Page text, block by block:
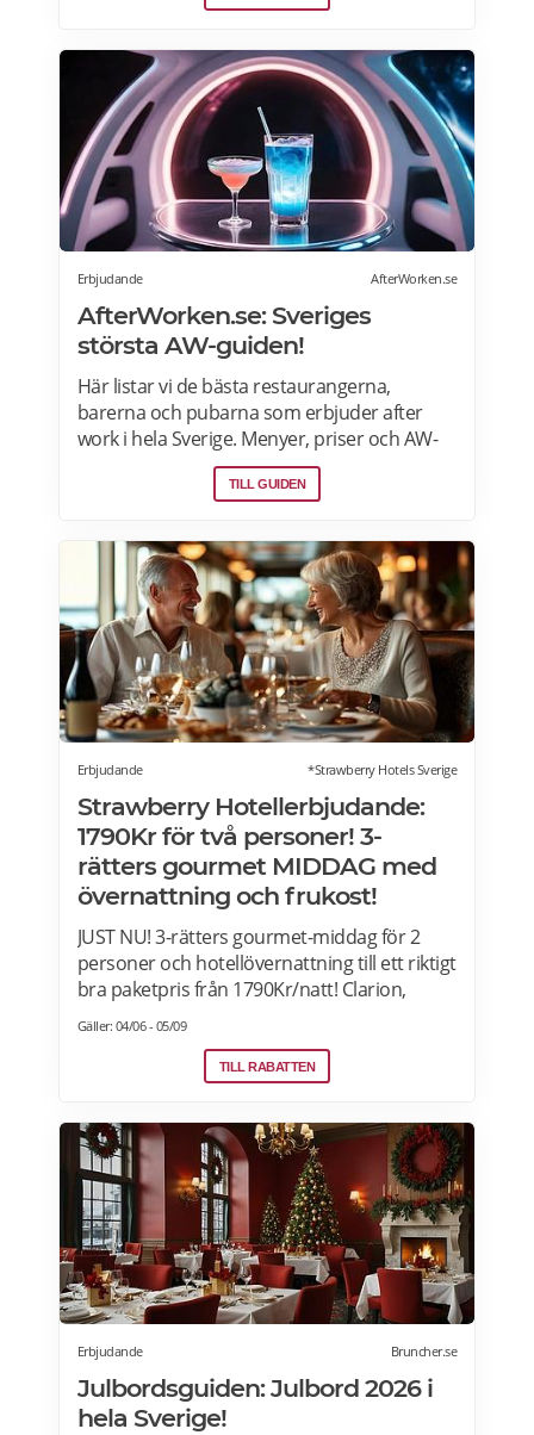
Goteborg, Uppsala och andra städer i
Sverige. Läs mer om vinprovningar på
Afterworken.se.
Erbjudande AfterWorken.se
AfterWorken.se: Sveriges
största AW-guiden!
Här listar vi de bästa restaurangerna,
barerna och pubarna som erbjuder after
work i hela Sverige. Menyer, priser och AW-
TILL GUIDEN
Erbjudande *Strawberry Hotels Sverige
Strawberry Hotellerbjudande:
1790Kr för två personer! 3-
rätters gourmet MIDDAG med
övernattning och frukost!
JUST NU! 3-rätters gourmet-middag för 2
personer och hotellövernattning till ett riktigt
bra paketpris från 1790Kr/natt! Clarion,
Quality Hotel, Comfort Hotel and Home
Paketet är tillgängligt alla dagar i veckan
fram till 13 september. 2026. Boka senast
den 12 september>>>
Gäller: 04/06 - 05/09
TILL RABATTEN
Erbjudande Bruncher.se
Julbordsguiden: Julbord 2026 i
hela Sverige!